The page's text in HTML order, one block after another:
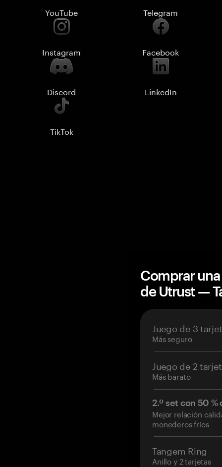
YouTube Telegram
Instagram Facebook
Discord LinkedIn
TikTok
Comprar
de Utrust —
Juego de 3
Más seguro
Juego de 2
Más barato
2.º set con 50
Mejor relación
monederos fríos
Tangem Ring
Anillo y 2 tarjetas